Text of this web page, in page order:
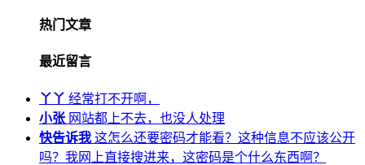
热门文章
最近留言
丫丫 经常打不开啊，
小张 网站都上不去，也没人处理
快告诉我 这怎么还要密码才能看？这种信息不应该公开
吗？我网上直接搜进来，这密码是个什么东西啊？